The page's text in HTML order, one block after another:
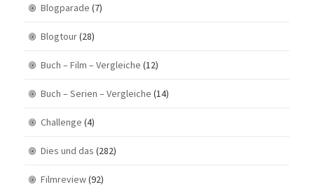
Blogparade (7)
Blogtour(28)
Buch – Film – Vergleiche (12)
Buch – Serien – Vergleiche (14)
Challenge (4)
Dies und das (282)
Filmreview(92)